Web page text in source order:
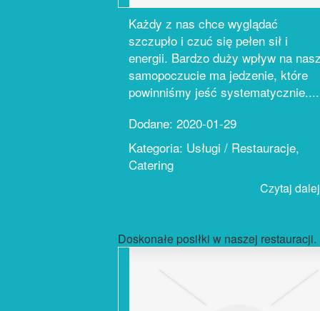
Każdy z nas chce wyglądać
szczupło i czuć się pełen sił i
energii. Bardzo duży wpływ na
samopoczucie ma jedzenie, które
powinniśmy jeść systematycznie....
Dodane: 2020-01-29
Kategoria: Usługi / Restauracje,
Catering
Czytaj
Doskonałe posiłki w naszej restauracji.